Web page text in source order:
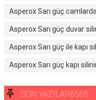
Asperox Sarı güç camlarda
Asperox Sarı güç duvar
Asperox Sarı güç ile kapı
Asperox Sarı güç kapı
SON YAZILAR6565